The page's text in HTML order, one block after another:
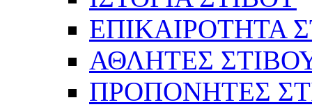
ΕΠΙΚΑΙΡΟΤΗΤΑ
ΑΘΛΗΤΕΣ
ΠΡΟΠΟΝΗΤΕΣ